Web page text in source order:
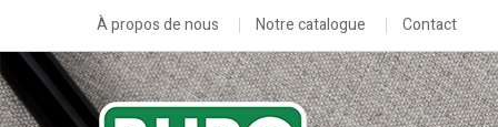
À propos de nous Notre catalogue Contact